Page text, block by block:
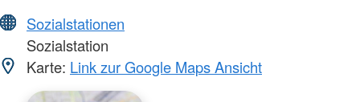
Sozialstationen
Sozialstation
Karte: Link zur Google Maps Ansicht